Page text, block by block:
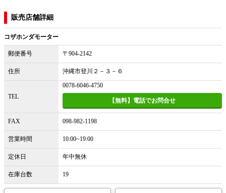
販売店舗詳細
コザホンダモーター
郵便番号 〒904-2142
住所 沖縄市登川２－３－６
TEL
0078-6046-4750
【無料】電話でお問合せ
FAX 098-982-1198
営業時間 10:00~19:00
定休日 年中無休
在庫台数 19